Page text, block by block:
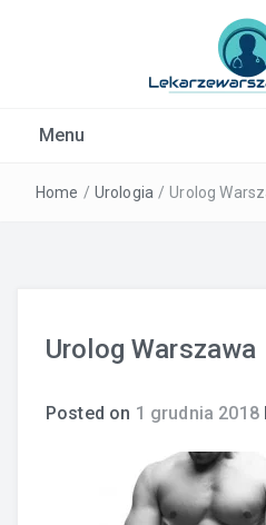
Menu
Home / Urologia / Urolog
Urolog Warszawa
Posted on 1 grudnia 2018